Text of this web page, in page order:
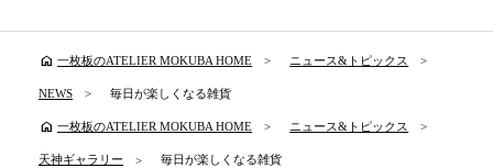
home 一枚板のATELIER MOKUBA HOME ニュース&トピックス
NEWS 毎日が楽しくなる雑貨
home 一枚板のATELIER MOKUBA HOME ニュース&トピックス
天神ギャラリー 毎日が楽しくなる雑貨